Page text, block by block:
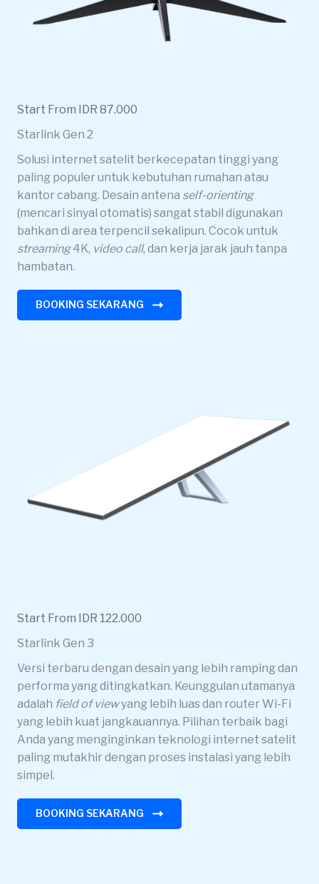
Start From IDR 87.000
Starlink Gen 2
Solusi internet satelit berkecepatan tinggi yang
paling populer untuk kebutuhan rumahan atau
kantor cabang. Desain antena self-orienting
(mencari sinyal otomatis) sangat stabil digunakan
bahkan di area terpencil sekalipun. Cocok untuk
streaming4K, video call, dan kerja jarak jauh tanpa
hambatan.
BOOKING SEKARANG
Start From IDR 122.000
Starlink Gen 3
Versi terbaru dengan desain yang lebih ramping dan
performa yang ditingkatkan. Keunggulan utamanya
adalah field of viewyang lebih luas dan router Wi-Fi
yang lebih kuat jangkauannya. Pilihan terbaik bagi
Anda yang menginginkan teknologi internet satelit
paling mutakhir dengan proses instalasi yang lebih
simpel.
BOOKING SEKARANG